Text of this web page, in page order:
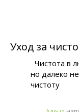
Уход за
Чистота в
но далеко
чистоту